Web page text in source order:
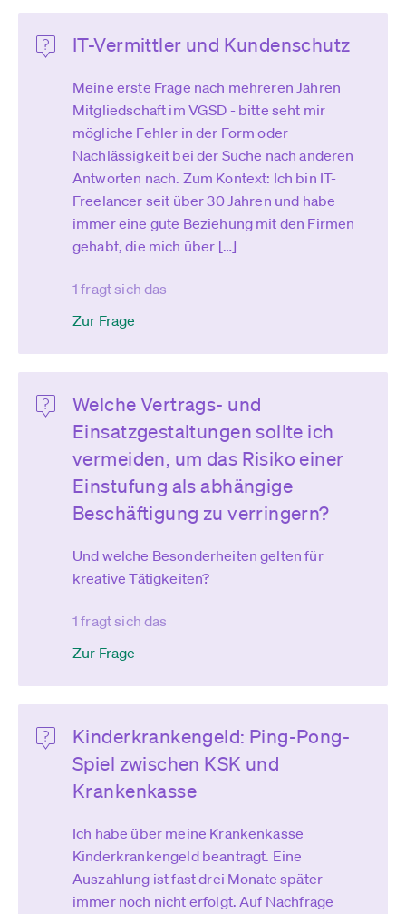
IT-Vermittler und Kundenschutz
Meine erste Frage nach mehreren Jahren
Mitgliedschaft im VGSD - bitte seht mir
mögliche Fehler in der Form oder
Nachlässigkeit bei der Suche nach anderen
Antworten nach. Zum Kontext: Ich bin IT-
Freelancer seit über 30 Jahren und habe
immer eine gute Beziehung mit den Firmen
gehabt, die mich über […]
1 fragt sich das
Zur Frage
Welche Vertrags- und
Einsatzgestaltungen sollte ich
vermeiden, um das Risiko einer
Einstufung als abhängige
Beschäftigung zu verringern?
Und welche Besonderheiten gelten für
kreative Tätigkeiten?
1 fragt sich das
Zur Frage
Kinderkrankengeld: Ping-Pong-
Spiel zwischen KSK und
Krankenkasse
Ich habe über meine Krankenkasse
Kinderkrankengeld beantragt. Eine
Auszahlung ist fast drei Monate später
immer noch nicht erfolgt. Auf Nachfrage